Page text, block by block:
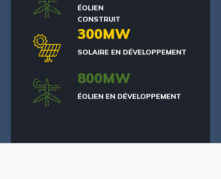
ÉOLIEN
CONSTRUIT
300MW
SOLAIRE EN DÉVELOPPEMENT
800MW
ÉOLIEN EN DÉVELOPPEMENT